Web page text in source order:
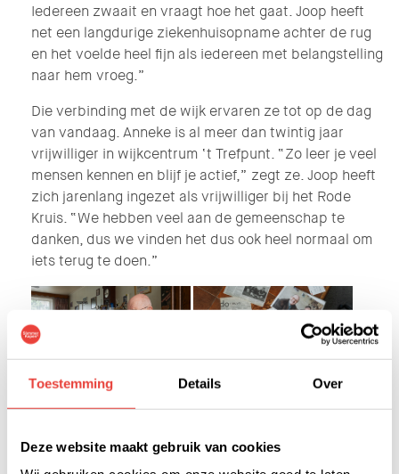
Toestemming Details Over
Deze website maakt gebruik van cookies
Iedereen zwaait en vraagt hoe het gaat. Joop heeft
net een langdurige ziekenhuisopname achter de rug
en het voelde heel fijn als iedereen met belangstelling
naar hem vroeg.”
Die verbinding met de wijk ervaren ze tot op de dag
van vandaag. Anneke is al meer dan twintig jaar
vrijwilliger in wijkcentrum ‘t Trefpunt. “Zo leer je veel
mensen kennen en blijf je actief,” zegt ze. Joop heeft
zich jarenlang ingezet als vrijwilliger bij het Rode
Kruis. “We hebben veel aan de gemeenschap te
danken, dus we vinden het dus ook heel normaal om
iets terug te doen.”
Van huurder naar Slimmer Koper